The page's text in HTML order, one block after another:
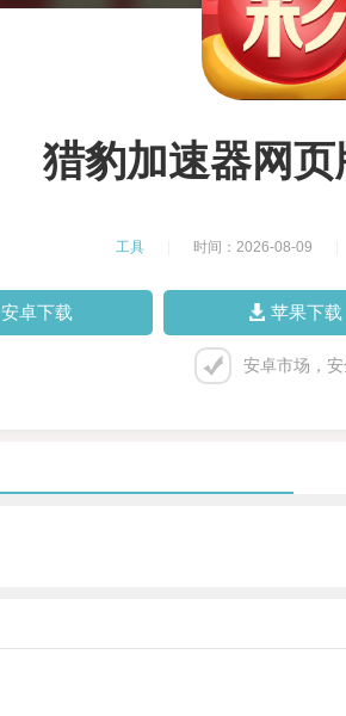
猎豹加速器网页
工具 时间：2026-08-09
安卓下载 苹果下载
安卓市场，安